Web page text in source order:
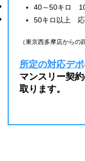
40～50キロ
50キロ以上 応
（東京西多摩店からの
所定の対応デポ
マンスリー契
取ります。